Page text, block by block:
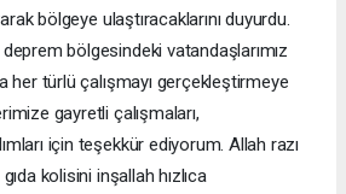
bölgeye ulaştıracaklarını duyurdu.
bölgesindeki vatandaşlarımız
her türlü çalışmayı gerçekleştirmeye
gayretli çalışmaları,
için teşekkür ediyorum. Allah razı
kolisini inşallah hızlıca